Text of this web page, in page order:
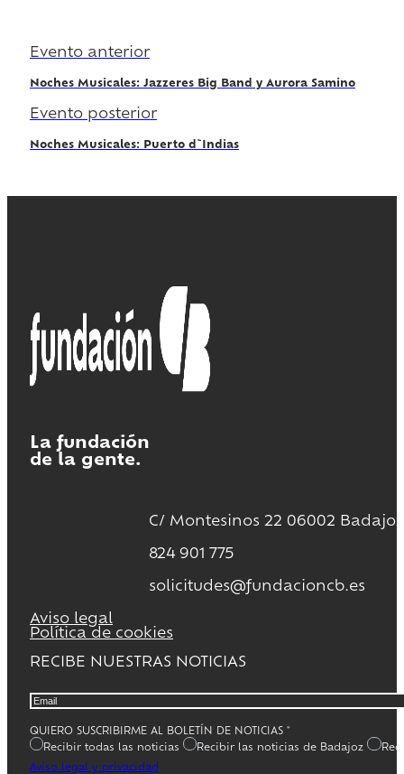
Evento anterior
Noches Musicales: Jazzeres Big Band y Aurora Samino
Evento posterior
Noches Musicales: Puerto d`Indias
La fundación
de la gente.
C/ Montesinos 22 06002 Badajoz
824 901 775
solicitudes@fundacioncb.es
Aviso legal
Política de cookies
RECIBE NUESTRAS NOTICIAS
QUIERO SUSCRIBIRME AL BOLETÍN DE NOTICIAS *
Recibir todas las noticias
Recibir las noticias de Badajoz
Aviso legal y privacidad